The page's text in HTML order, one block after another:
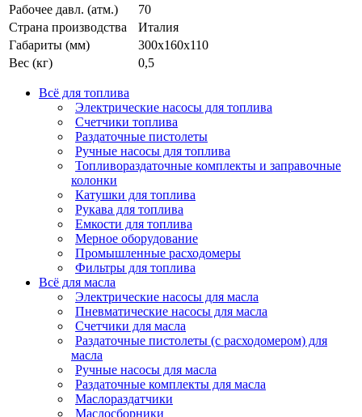
Рабочее давл. (атм.)
70
Страна производства
Италия
Габариты (мм)
300х160х110
Вес (кг)
0,5
Всё для топлива
Электрические насосы для топлива
Счетчики топлива
Раздаточные пистолеты
Ручные насосы для топлива
Топливораздаточные комплекты и заправочные
колонки
Катушки для топлива
Рукава для топлива
Емкости для топлива
Мерное оборудование
Промышленные расходомеры
Фильтры для топлива
Всё для масла
Электрические насосы для масла
Пневматические насосы для масла
Счетчики для масла
Раздаточные пистолеты (с расходомером) для
масла
Ручные насосы для масла
Раздаточные комплекты для масла
Маслораздатчики
Маслосборники